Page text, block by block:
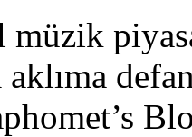
müzik
aklıma